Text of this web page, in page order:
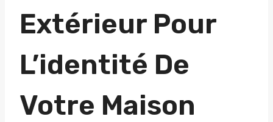
Extérieur Pour
L’identité De
Votre Maison